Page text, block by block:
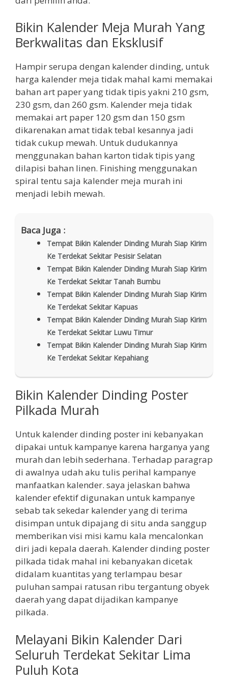
Bikin Kalender Meja Murah Yang
Berkwalitas dan Eksklusif
Hampir serupa dengan kalender dinding, untuk
harga kalender meja tidak mahal kami memakai
bahan art paper yang tidak tipis yakni 210 gsm,
230 gsm, dan 260 gsm. Kalender meja tidak
memakai art paper 120 gsm dan 150 gsm
dikarenakan amat tidak tebal kesannya jadi
tidak cukup mewah. Untuk dudukannya
menggunakan bahan karton tidak tipis yang
dilapisi bahan linen. Finishing menggunakan
spiral tentu saja kalender meja murah ini
menjadi lebih mewah.
Baca Juga :
Tempat Bikin Kalender Dinding Murah Siap Kirim
Ke Terdekat Sekitar Pesisir Selatan
Tempat Bikin Kalender Dinding Murah Siap Kirim
Ke Terdekat Sekitar Tanah Bumbu
Tempat Bikin Kalender Dinding Murah Siap Kirim
Ke Terdekat Sekitar Kapuas
Tempat Bikin Kalender Dinding Murah Siap Kirim
Ke Terdekat Sekitar Luwu Timur
Tempat Bikin Kalender Dinding Murah Siap Kirim
Ke Terdekat Sekitar Kepahiang
Bikin Kalender Dinding Poster
Pilkada Murah
Untuk kalender dinding poster ini kebanyakan
dipakai untuk kampanye karena harganya yang
murah dan lebih sederhana. Terhadap paragrap
di awalnya udah aku tulis perihal kampanye
manfaatkan kalender. saya jelaskan bahwa
kalender efektif digunakan untuk kampanye
sebab tak sekedar kalender yang di terima
disimpan untuk dipajang di situ anda sanggup
memberikan visi misi kamu kala mencalonkan
diri jadi kepala daerah. Kalender dinding poster
pilkada tidak mahal ini kebanyakan dicetak
didalam kuantitas yang terlampau besar
puluhan sampai ratusan ribu tergantung obyek
daerah yang dapat dijadikan kampanye
pilkada.
Melayani Bikin Kalender Dari
Seluruh Terdekat Sekitar Lima
Puluh Kota